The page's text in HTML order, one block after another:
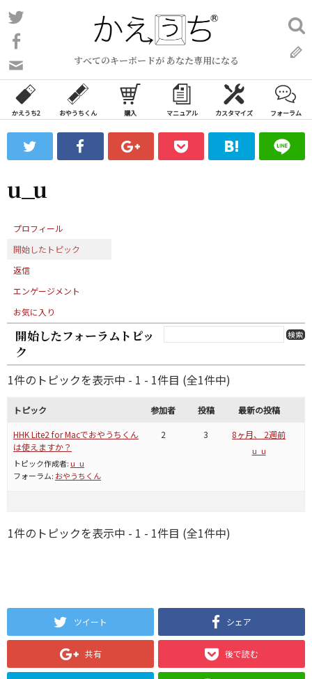
コ
ン
ン
ツ
ス
ッ
すべてのキーボードが あなた専用になる
い
合
わ
フ
ォ
ム
検
索:
かえうち2 おやうちくん 購入 マニュアル カスタマイズ フォーラム
u_u
プロフィール
開始したトピック
返信
エンゲージメント
お気に入り
開始したフォーラムトピッ
ク
1件のトピックを表示中 - 1 - 1件目 (全1件中)
トピック 参加者 投稿 最新の投稿
HHK Lite2 for Macでおやうちくん
は使えますか？
トピック作成者: u_u
フォーラム: おやうちくん
2 3 8ヶ月、 2週前
u_u
1件のトピックを表示中 - 1 - 1件目 (全1件中)
ツイート シェア
共有 後で読む